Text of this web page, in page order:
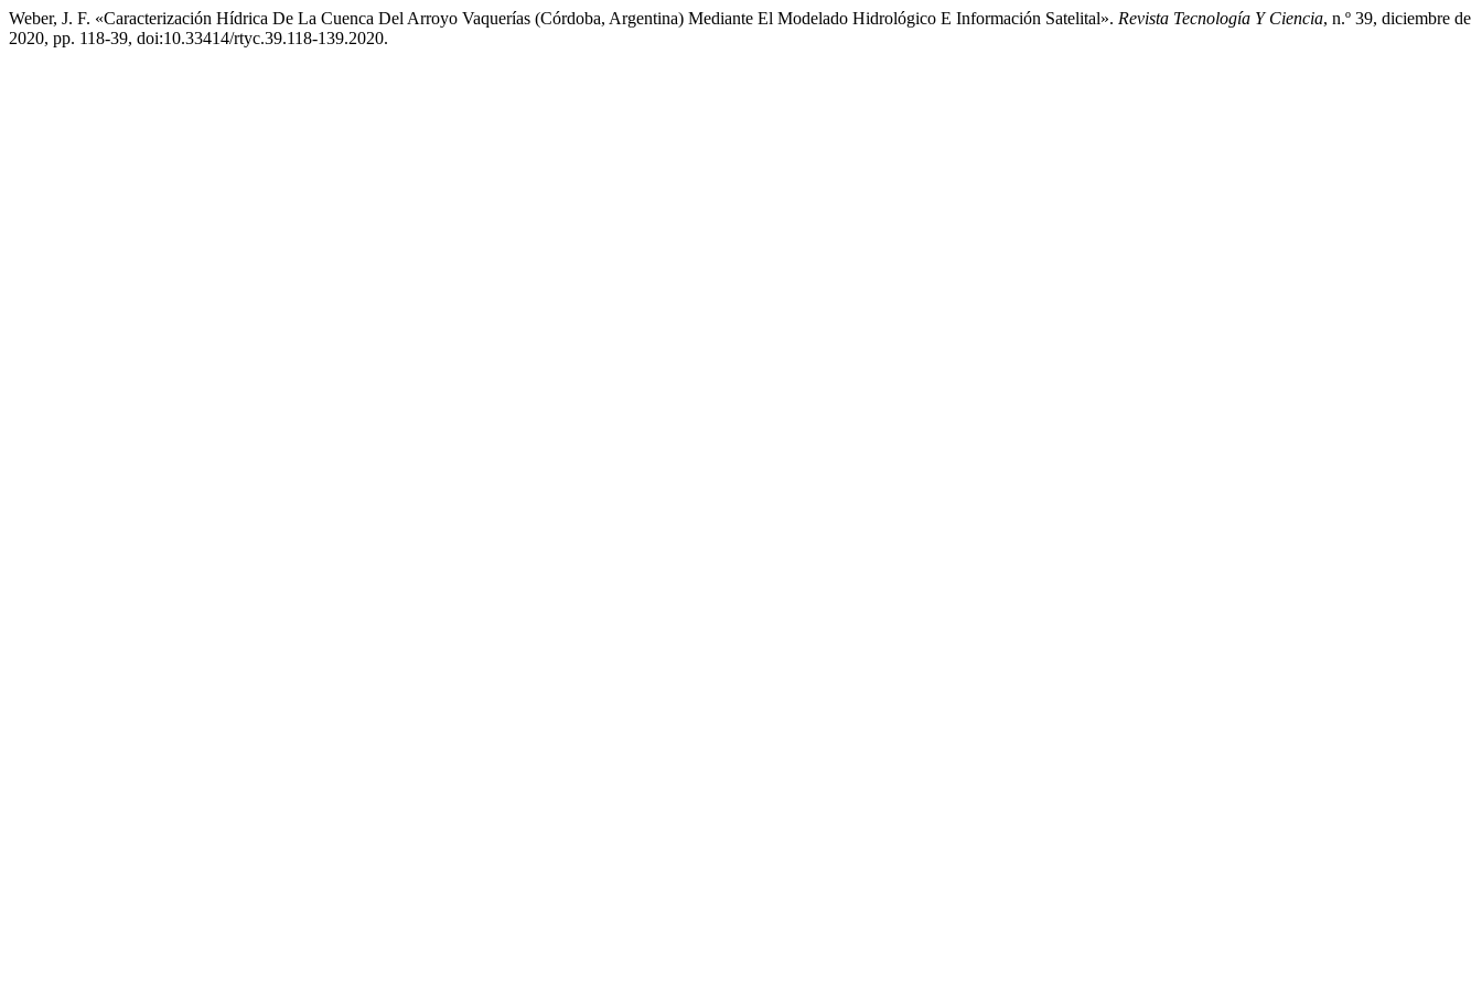
Weber, J. F. «Caracterización Hídrica De La Cuenca Del Arroyo Vaquerías (Córdoba, Argentina) Mediante El Modelado Hidrológico E Información Satelital». Revista Tecnología Y Ciencia, n.º 39, diciembre de
2020, pp. 118-39, doi:10.33414/rtyc.39.118-139.2020.